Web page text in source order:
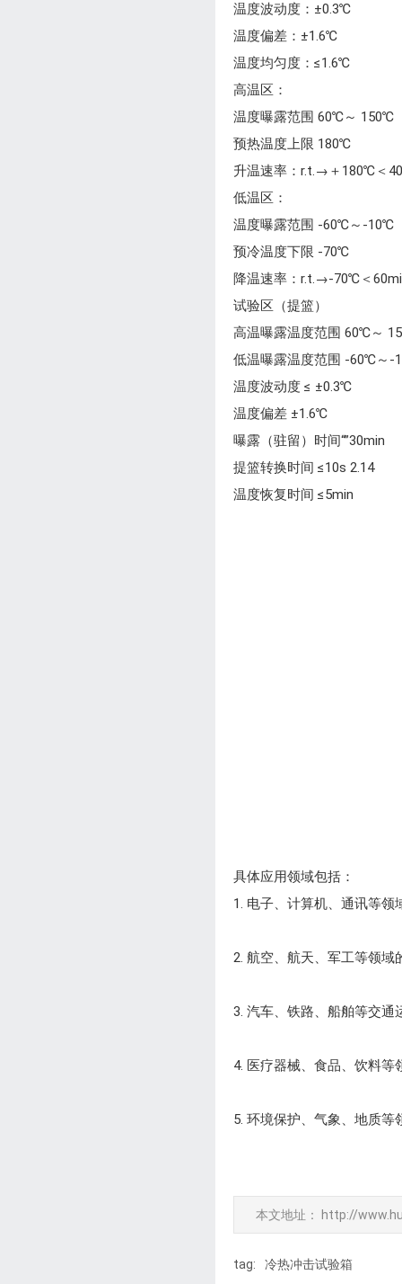
温度波动度：±0.3℃
温度偏差：±1.6℃
温度均匀度：≤1.6℃
高温区：
温度曝露范围 60℃～ 150℃
预热温度上限 180℃
升温速率：r.t.→＋180℃＜
低温区：
温度曝露范围 -60℃～-10℃
预冷温度下限 -70℃
降温速率：r.t.→-70℃＜
试验区（提篮）
高温曝露温度范围 60℃～
低温曝露温度范围 -60℃～
温度波动度 ≤ ±0.3℃
温度偏差 ±1.6℃
曝露（驻留）时间“”30min
提篮转换时间 ≤10s 2.14
温度恢复时间 ≤5min
具体应用领域包括：
1. 电子、计算机、通讯等
2. 航空、航天、军工等领
3. 汽车、铁路、船舶等交
4. 医疗器械、食品、饮料
5. 环境保护、气象、地质等
本文地址： http://
tag: 冷热冲击试验箱